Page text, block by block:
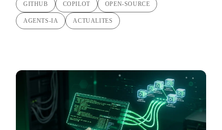
GITHUB COPILOT OPEN-SOURCE
AGENTS-IA ACTUALITES